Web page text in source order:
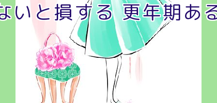
いと損する 更年期あ